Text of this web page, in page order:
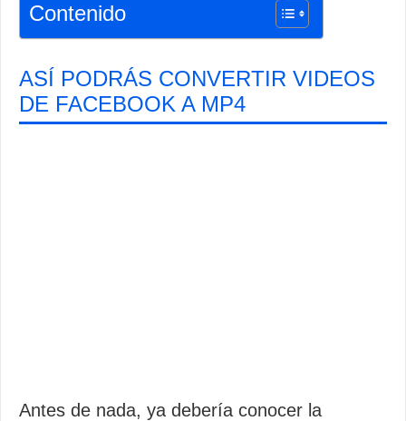
Contenido
ASÍ PODRÁS CONVERTIR VIDEOS
DE FACEBOOK A MP4
Antes de nada, ya debería conocer la